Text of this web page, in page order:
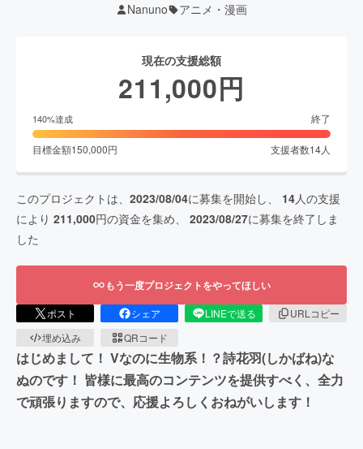
Nanuno アニメ・漫画
現在の支援総額
211,000円
140%達成 終了
目標金額150,000円 支援者数14人
このプロジェクトは、 2023/08/04に募集を開始し、 14人の支援
により 211,000円の資金を集め、 2023/08/27に募集を終了しま
した
もう一度プロジェクトをやってほしい
ポスト シェア LINEで送る
URLコピー
埋め込み
QRコード
はじめまして！ Vなのに生物系！？詩花羽(しかばね)な
ぬのです！ 皆様に最高のコンテンツを提供すべく、全力
で頑張りますので、応援よろしくおねがいします！